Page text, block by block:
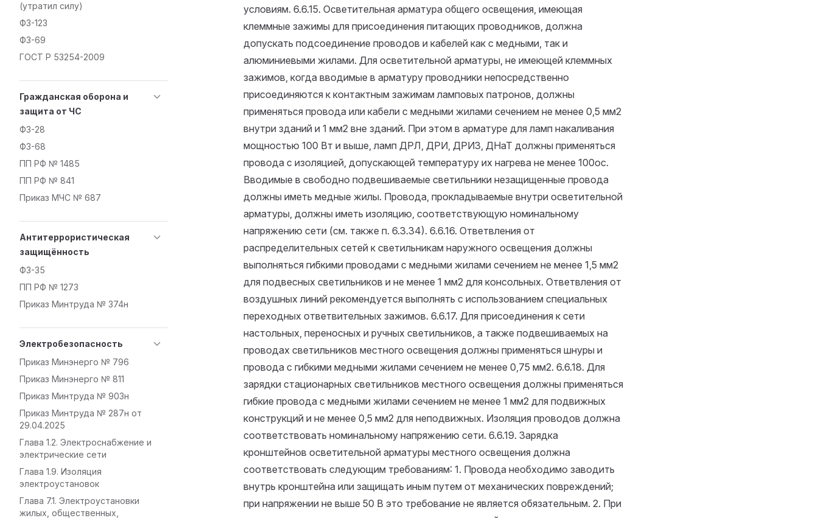
(утратил силу)
ФЗ-123
ФЗ-69
ГОСТ Р 53254-2009
Гражданская оборона и
защита от ЧС
ФЗ-28
ФЗ-68
ПП РФ № 1485
ПП РФ № 841
Приказ МЧС № 687
Антитеррористическая
защищённость
ФЗ-35
ПП РФ № 1273
Приказ Минтруда № 374н
Электробезопасность
Приказ Минэнерго № 796
Приказ Минэнерго № 811
Приказ Минтруда № 903н
Приказ Минтруда № 287н от
29.04.2025
Глава 1.2. Электроснабжение и
электрические сети
Глава 1.9. Изоляция
электроустановок
Глава 7.1. Электроустановки
жилых, общественных,
условиям. 6.6.15. Осветительная арматура общего освещения, имеющая
клеммные зажимы для присоединения питающих проводников, должна
допускать подсоединение проводов и кабелей как с медными, так и
алюминиевыми жилами. Для осветительной арматуры, не имеющей клеммных
зажимов, когда вводимые в арматуру проводники непосредственно
присоединяются к контактным зажимам ламповых патронов, должны
применяться провода или кабели с медными жилами сечением не менее 0,5 мм2
внутри зданий и 1 мм2 вне зданий. При этом в арматуре для ламп накаливания
мощностью 100 Вт и выше, ламп ДРЛ, ДРИ, ДРИЗ, ДНаТ должны применяться
провода с изоляцией, допускающей температуру их нагрева не менее 100oc.
Вводимые в свободно подвешиваемые светильники незащищенные провода
должны иметь медные жилы. Провода, прокладываемые внутри осветительной
арматуры, должны иметь изоляцию, соответствующую номинальному
напряжению сети (см. также п. 6.3.34). 6.6.16. Ответвления от
распределительных сетей к светильникам наружного освещения должны
выполняться гибкими проводами с медными жилами сечением не менее 1,5 мм2
для подвесных светильников и не менее 1 мм2 для консольных. Ответвления от
воздушных линий рекомендуется выполнять с использованием специальных
переходных ответвительных зажимов. 6.6.17. Для присоединения к сети
настольных, переносных и ручных светильников, а также подвешиваемых на
проводах светильников местного освещения должны применяться шнуры и
провода с гибкими медными жилами сечением не менее 0,75 мм2. 6.6.18. Для
зарядки стационарных светильников местного освещения должны применяться
гибкие провода с медными жилами сечением не менее 1 мм2 для подвижных
конструкций и не менее 0,5 мм2 для неподвижных. Изоляция проводов должна
соответствовать номинальному напряжению сети. 6.6.19. Зарядка
кронштейнов осветительной арматуры местного освещения должна
соответствовать следующим требованиям: 1. Провода необходимо заводить
внутрь кронштейна или защищать иным путем от механических повреждений;
при напряжении не выше 50 В это требование не является обязательным. 2. При